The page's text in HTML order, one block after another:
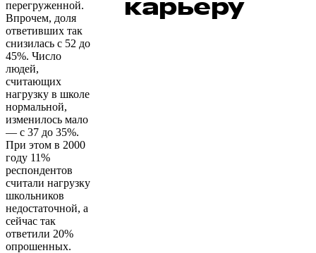
перегруженной.
Впрочем, доля
ответивших так
снизилась с 52 до
45%. Число
людей,
считающих
нагрузку в школе
нормальной,
изменилось мало
— с 37 до 35%.
При этом в 2000
году 11%
респондентов
считали нагрузку
школьников
недостаточной, а
сейчас так
ответили 20%
опрошенных.
карьеру